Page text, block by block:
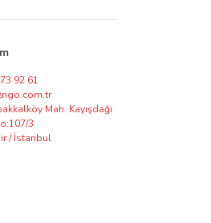
üretim seçenekleri
kullanım ömrünü
92 61
Mah. Kayışdağı
3
/ İstanbul